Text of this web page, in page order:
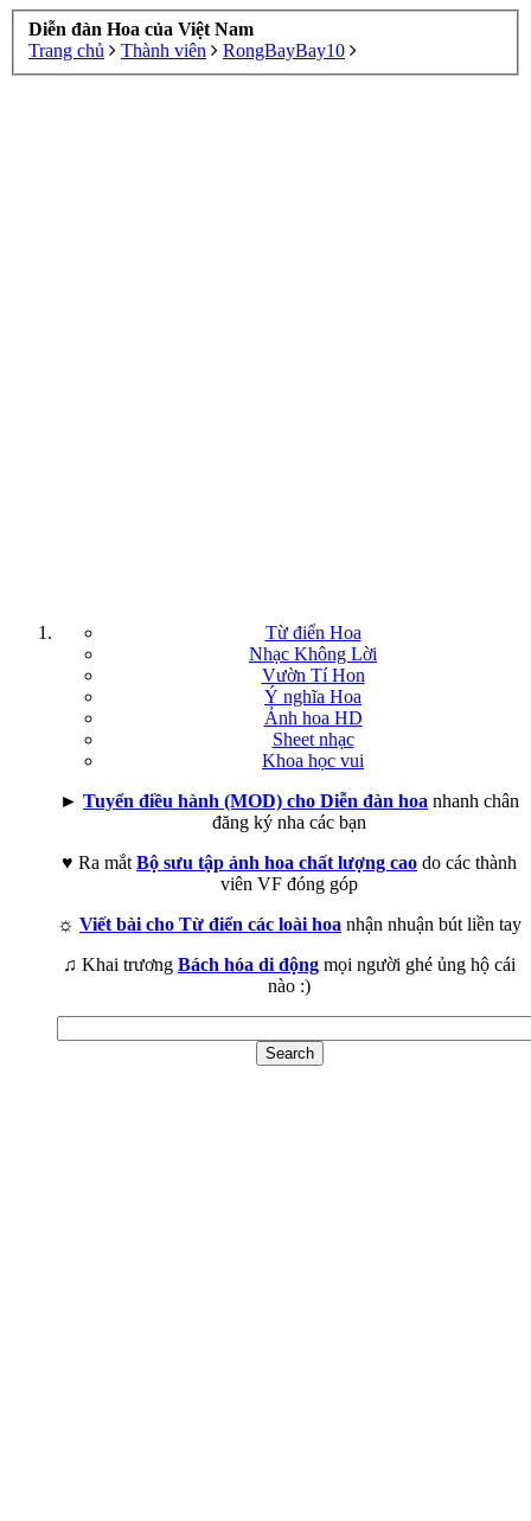
Diễn đàn Hoa của Việt Nam
Trang chủ
Thành viên RongBayBay10
Từ điển Hoa
Nhạc Không Lời
Vườn Tí Hon
Ý nghĩa Hoa
Ảnh hoa HD
Sheet nhạc
Khoa học vui
► Tuyển điều hành (MOD) cho Diễn đàn hoa nhanh chân
đăng ký nha các bạn
♥ Ra mắt Bộ sưu tập ảnh hoa chất lượng cao do các thành
viên VF đóng góp
☼ Viết bài cho Từ điển các loài hoa nhận nhuận bút liền tay
♫ Khai trương Bách hóa di động mọi người ghé ủng hộ cái
nào :)